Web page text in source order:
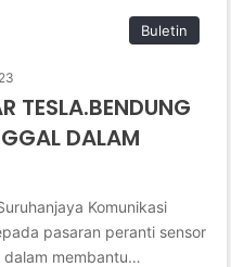
Buletin
TESLA.BENDUNG
DALAM
Komunikasi
pasaran peranti sensor
membantu…